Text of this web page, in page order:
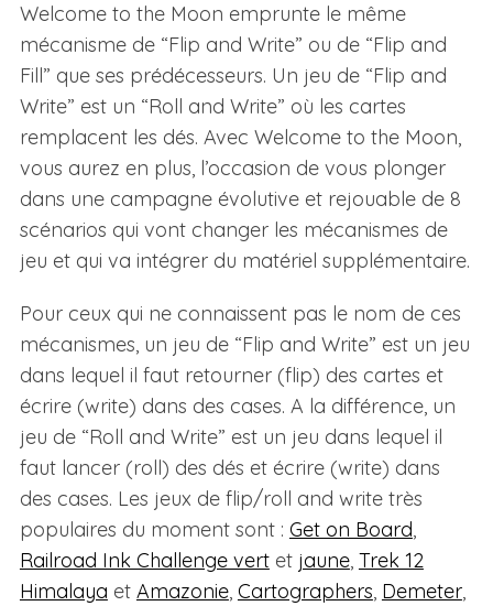
Welcome to the Moon emprunte le même
mécanisme de “Flip and Write” ou de “Flip and
Fill” que ses prédécesseurs. Un jeu de “Flip and
Write” est un “Roll and Write” où les cartes
remplacent les dés. Avec Welcome to the Moon,
vous aurez en plus, l’occasion de vous plonger
dans une campagne évolutive et rejouable de 8
scénarios qui vont changer les mécanismes de
jeu et qui va intégrer du matériel supplémentaire.
Pour ceux qui ne connaissent pas le nom de ces
mécanismes, un jeu de “Flip and Write” est un jeu
dans lequel il faut retourner (flip) des cartes et
écrire (write) dans des cases. A la différence, un
jeu de “Roll and Write” est un jeu dans lequel il
faut lancer (roll) des dés et écrire (write) dans
des cases. Les jeux de flip/roll and write très
populaires du moment sont : Get on Board,
Railroad Ink Challenge vertet jaune, Trek 12
Himalaya et Amazonie, Cartographers, Demeter,